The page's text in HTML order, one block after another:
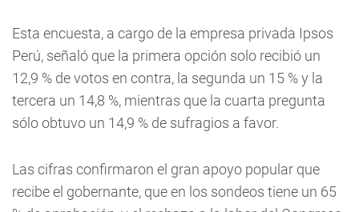
Esta encuesta, a cargo de la empresa privada Ipsos
Perú, señaló que la primera opción solo recibió un
12,9 % de votos en contra, la segunda un 15 % y la
tercera un 14,8 %, mientras que la cuarta pregunta
sólo obtuvo un 14,9 % de sufragios a favor.
Las cifras confirmaron el gran apoyo popular que
recibe el gobernante, que en los sondeos tiene un 65